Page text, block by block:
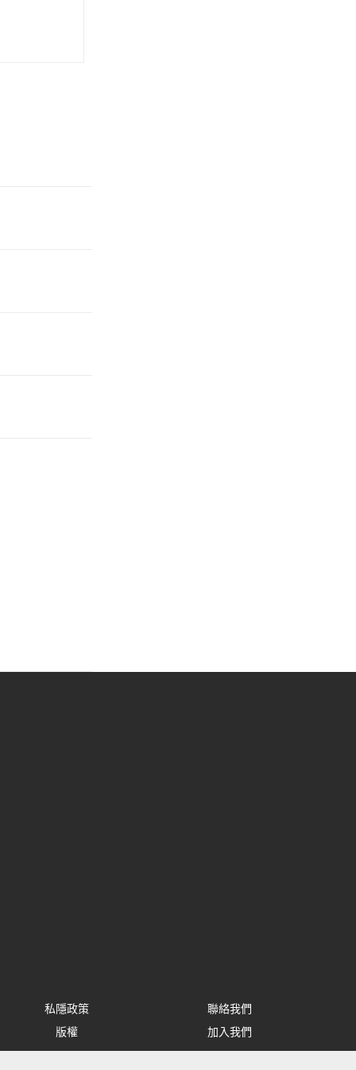
私隱政策
聯絡我們
版權
加入我們